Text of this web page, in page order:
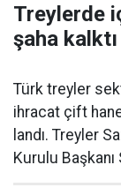
Treylerde
şaha kalktı
Türk treyler
ihracat çift
landı. Treyler
Kurulu